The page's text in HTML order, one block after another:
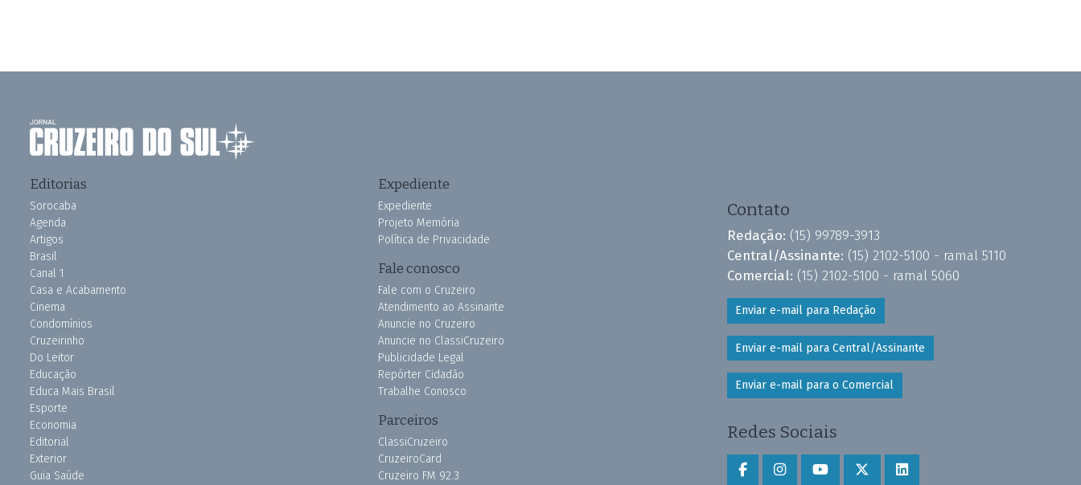
Editorias
Sorocaba
Agenda
Artigos
Brasil
Canal 1
Casa e Acabamento
Cinema
Condomínios
Cruzeirinho
Do Leitor
Educação
Educa Mais Brasil
Esporte
Economia
Editorial
Exterior
Guia Saúde
Expediente
Expediente
Projeto Memória
Política de Privacidade
Fale conosco
Fale com o Cruzeiro
Atendimento ao Assinante
Anuncie no Cruzeiro
Anuncie no ClassiCruzeiro
Publicidade Legal
Repórter Cidadão
Trabalhe Conosco
Parceiros
ClassiCruzeiro
CruzeiroCard
Cruzeiro FM 92.3
Contato
Redação: (15) 99789-3913
Central/Assinante: (15) 2102-5100 - ramal 5110
Comercial: (15) 2102-5100 - ramal 5060
Enviar e-mail para Redação
Enviar e-mail para Central/Assinante
Enviar e-mail para o Comercial
Redes Sociais